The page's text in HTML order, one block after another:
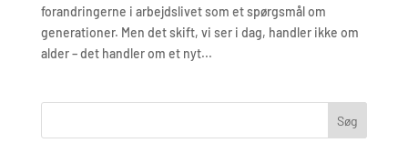
forandringerne i arbejdslivet som et spørgsmål om
generationer. Men det skift, vi ser i dag, handler ikke om
alder – det handler om et nyt...
Søg